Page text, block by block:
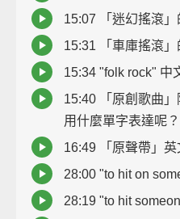
15:07 「迷幻搖滾」
15:31 「車庫搖滾」
15:34 "folk rock" 中
15:40 「原創歌曲
用什麼單字表達呢？
16:49 「原聲帶」英
28:00 "to hit on
28:19 "to hit